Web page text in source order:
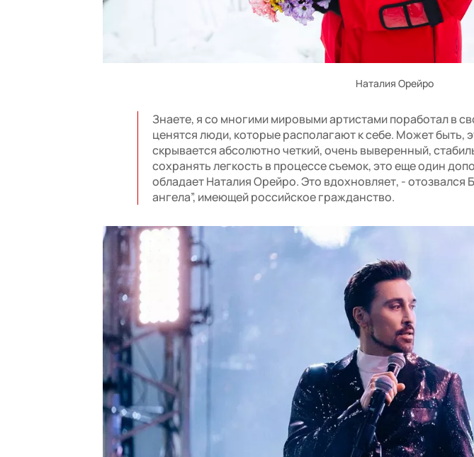
Наталия Орейро
Знаете, я со многими мировыми артистами поработал в
ценятся люди, которые располагают к себе. Может быть,
скрывается абсолютно четкий, очень выверенный,
сохранять легкость в процессе съемок, это еще один
обладает Наталия Орейро. Это вдохновляет, - отозвался
ангела”, имеющей российское гражданство.